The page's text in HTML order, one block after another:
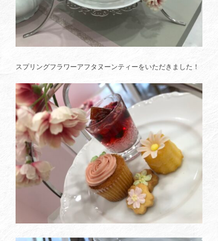
スプリングフラワーアフタヌーンティーをいただきました！